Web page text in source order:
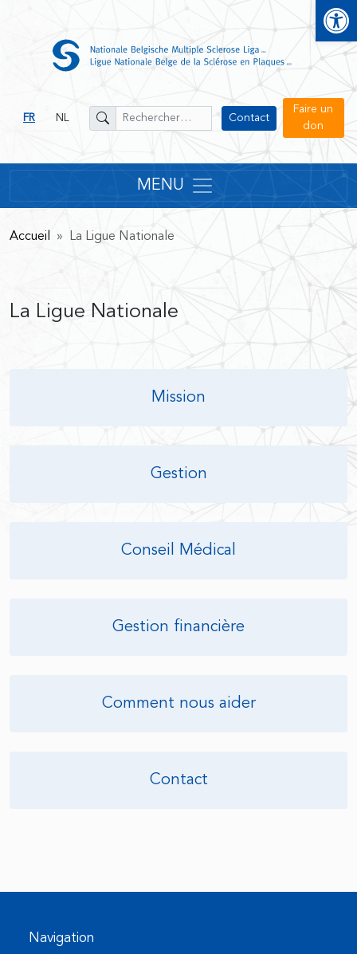
FR NL Contact
Faire un
don
MENU
Accueil » La Ligue Nationale
La Ligue Nationale
Mission
Gestion
Conseil Médical
Gestion financière
Comment nous aider
Contact
Navigation